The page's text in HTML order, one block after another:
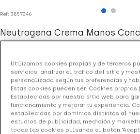
Ref: 3857246
Neutrogena Crema Manos
+ 14 puntosHealthies
(1 opinión)
Utilizamos cookies propias y de terceros
servicios, analizar el tráfico del sitio y
personalizada según tus preferencias y
Estas cookies pueden ser: Cookies propias
Establecidas por nuestro sitio web para
funcionamiento y mejorar tu experiencia.
establecidas por dominios distintos al
estudios de publicidad, medición y
todas las cookies pulsando el botón